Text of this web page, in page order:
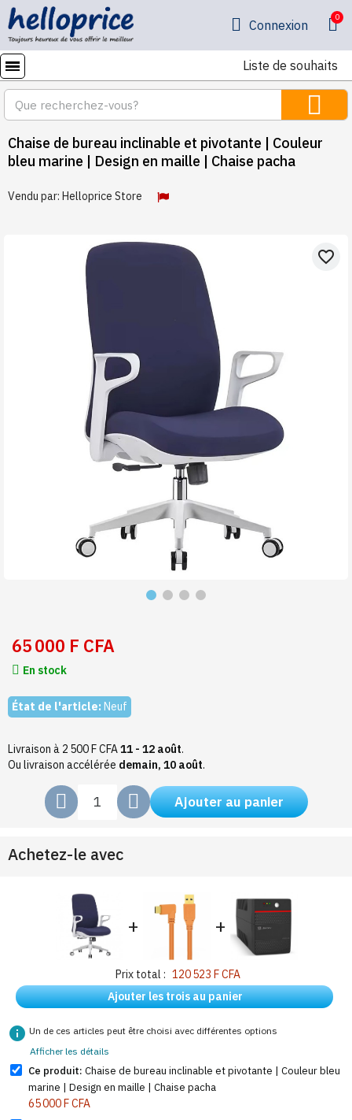
Connexion
Liste de souhaits
Chaise de bureau inclinable et pivotante | Couleur
bleu marine | Design en maille | Chaise pacha
Vendu par: Helloprice Store
favorite_border
65 000 F CFA
En stock
État de l'article: Neuf
Livraison à 2 500 F CFA11 - 12 août.
Ou livraison accélérée demain, 10 août.
Ajouter au panier
Achetez-le avec
+ +
Prix total : 120 523 F CFA
Ajouter les trois au panier
info Un de ces articles peut être choisi avec différentes options
Afficher les détails
Ce produit: Chaise de bureau inclinable et pivotante | Couleur bleu
marine | Design en maille | Chaise pacha
65 000 F CFA